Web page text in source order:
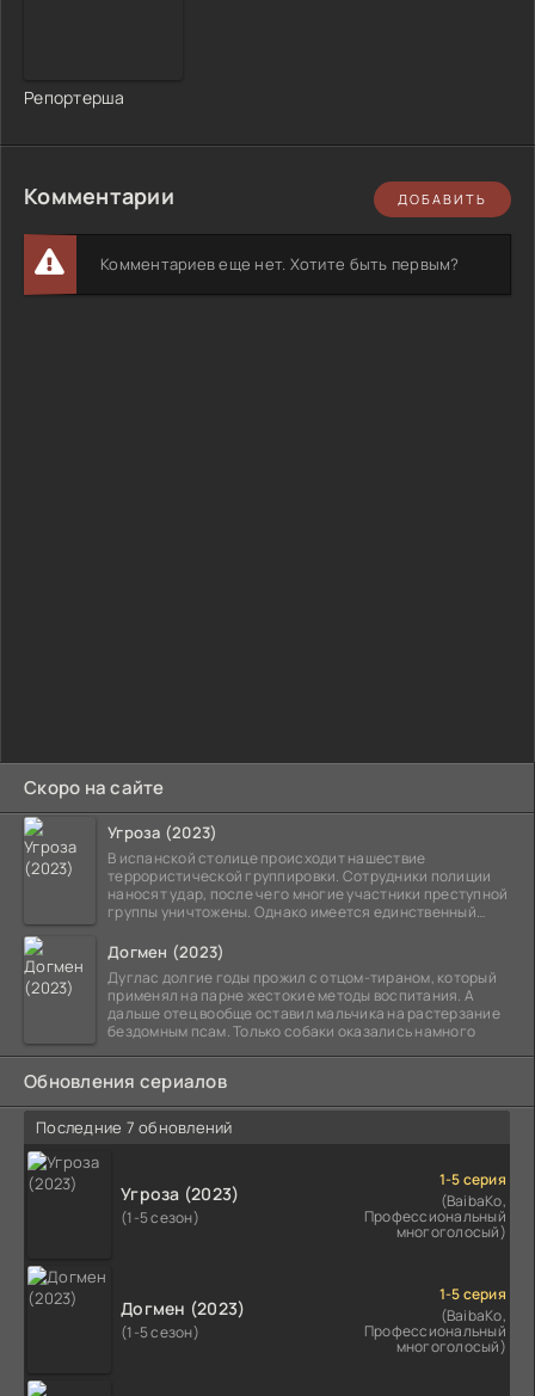
Скоро на сайте
Угроза (2023)
В испанской столице происходит нашествие
террористической группировки. Сотрудники полиции
наносят удар, после чего многие участники преступной
группы уничтожены. Однако имеется единственный
Догмен (2023)
Дуглас долгие годы прожил с отцом-тираном, который
применял на парне жестокие методы воспитания. А
дальше отец вообще оставил мальчика на растерзание
бездомным псам. Только собаки оказались намного
Обновления сериалов
Последние 7 обновлений
Угроза (2023)
(1-5 сезон)
1-5 серия
(BaibaKo,
Профессиональный
многоголосый)
Догмен (2023)
(1-5 сезон)
1-5 серия
(BaibaKo,
Профессиональный
многоголосый)
Репортерша
Комментарии ДОБАВИТЬ
Комментариев еще нет. Хотите быть первым?